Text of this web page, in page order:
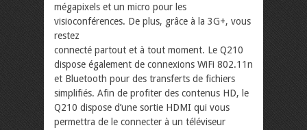
mégapixels et un micro pour les
visioconférences. De plus, grâce à la 3G+, vous
restez
connecté partout et à tout moment. Le Q210
dispose également de connexions WiFi 802.11n
et Bluetooth pour des transferts de fichiers
simplifiés. Afin de profiter des contenus HD, le
Q210 dispose d’une sortie HDMI qui vous
permettra de le connecter à un téléviseur